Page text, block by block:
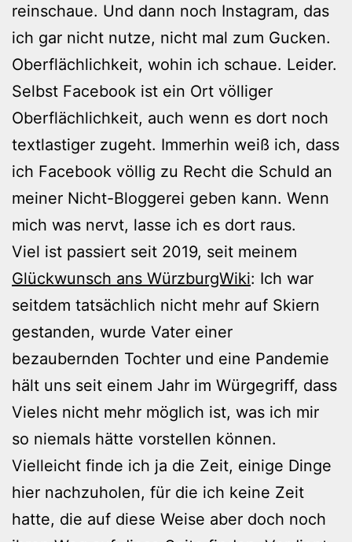
reinschaue. Und dann noch Instagram, das
ich gar nicht nutze, nicht mal zum Gucken.
Oberflächlichkeit, wohin ich schaue. Leider.
Selbst Facebook ist ein Ort völliger
Oberflächlichkeit, auch wenn es dort noch
textlastiger zugeht. Immerhin weiß ich, dass
ich Facebook völlig zu Recht die Schuld an
meiner Nicht-Bloggerei geben kann. Wenn
mich was nervt, lasse ich es dort raus.
Viel ist passiert seit 2019, seit meinem
Glückwunsch ans WürzburgWiki: Ich war
seitdem tatsächlich nicht mehr auf Skiern
gestanden, wurde Vater einer
bezaubernden Tochter und eine Pandemie
hält uns seit einem Jahr im Würgegriff, dass
Vieles nicht mehr möglich ist, was ich mir
so niemals hätte vorstellen können.
Vielleicht finde ich ja die Zeit, einige Dinge
hier nachzuholen, für die ich keine Zeit
hatte, die auf diese Weise aber doch noch